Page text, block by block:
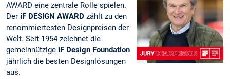
AWARD eine zentrale Rolle spielen.
Der iF DESIGN AWARD zählt zu den
renommiertesten Designpreisen der
Welt. Seit 1954 zeichnet die
gemeinnützige iF Design Foundation
jährlich die besten Designlösungen
aus.